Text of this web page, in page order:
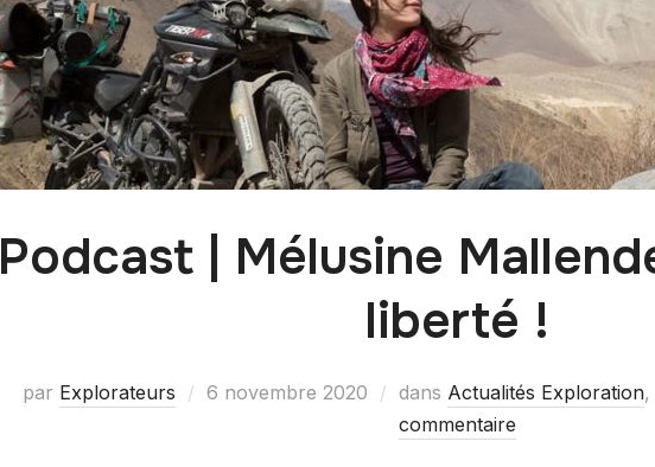
Podcast | Mélusine
liberté !
par Explorateurs 6 novembre 2020 dans Actualités Exploration,
commentaire